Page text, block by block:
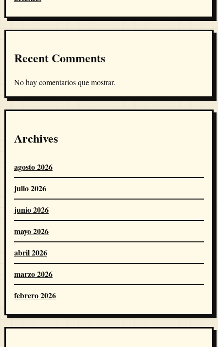
Recent Comments
No hay comentarios que mostrar.
Archives
agosto 2026
julio 2026
junio 2026
mayo 2026
abril 2026
marzo 2026
febrero 2026